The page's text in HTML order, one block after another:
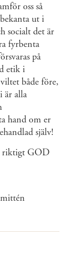
oss så
ut i
socialt det är
fyrbenta
på
etik i
både före,
är alla
hand om er
själv!
riktigt GOD